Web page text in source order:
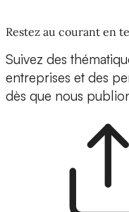
Restez au courant en
Suivez des
entreprises et des
dès que nous